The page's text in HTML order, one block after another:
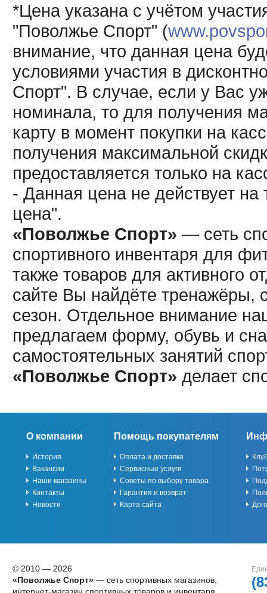
*Цена указана с учётом
"Поволжье Спорт" (
внимание, что данная цена
условиями участия в
Спорт". В случае, если у Вас
номинала, то для получения
карту в момент покупки на
получения максимальной
предоставляется только на
- Данная цена не действует
цена".
«Поволжье Спорт» — сеть
спортивного инвентаря для
также товаров для активного
сайте Вы найдёте тренажёры,
сезон. Отдельное внимание
предлагаем форму, обувь и
самостоятельных занятий
«Поволжье Спорт» делает
О компании
История
Вакансии
Наши магазины
Контакты
Новости
Помощь покупателям
Оплата и доставка
Сервисные услуги
Советы по выбору товара
Гарантия и возврат
Карта сайта
© 2010 — 2026
«Поволжье Спорт»— сеть спортивных магазинов,